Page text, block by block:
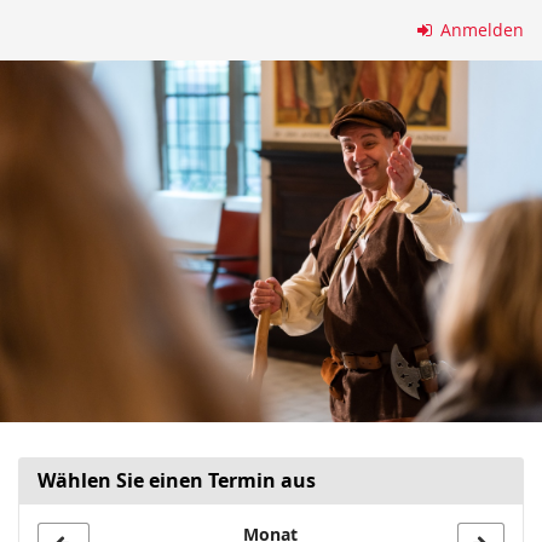
Inhalt
Anmelden
Wählen Sie einen Termin aus
Monat